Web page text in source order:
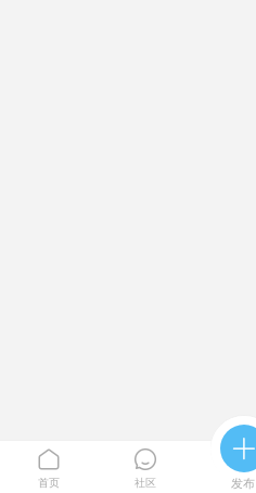

首页

社区

发布